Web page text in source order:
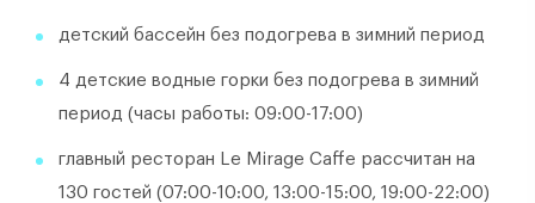
детский бассейн без подогрева в зимний период
4 детские водные горки без подогрева в зимний
период (часы работы: 09:00-17:00)
главный ресторан Le Мirage Caffe рассчитан на
130 гостей (07:00-10:00, 13:00-15:00, 19:00-22:00)